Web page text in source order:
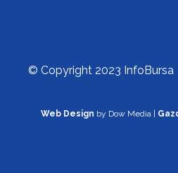
© Copyright 2023 InfoBursa
Web Design by Dow Media |